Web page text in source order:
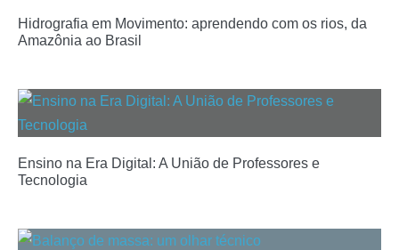
Hidrografia em Movimento: aprendendo com os rios, da
Amazônia ao Brasil
Ensino na Era Digital: A União de Professores e
Tecnologia